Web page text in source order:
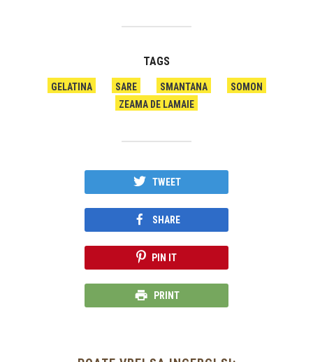
TAGS
GELATINA SARE SMANTANA
SOMON
ZEAMA DE LAMAIE
TWEET
SHARE
PIN IT
PRINT